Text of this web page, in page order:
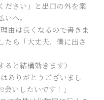
ださい」と出口の外を案
へ。
由は長くなるので書きま
たら「大丈夫、僕に出さ
ると結構効きます）
ありがとうございまし
いしたいです！」